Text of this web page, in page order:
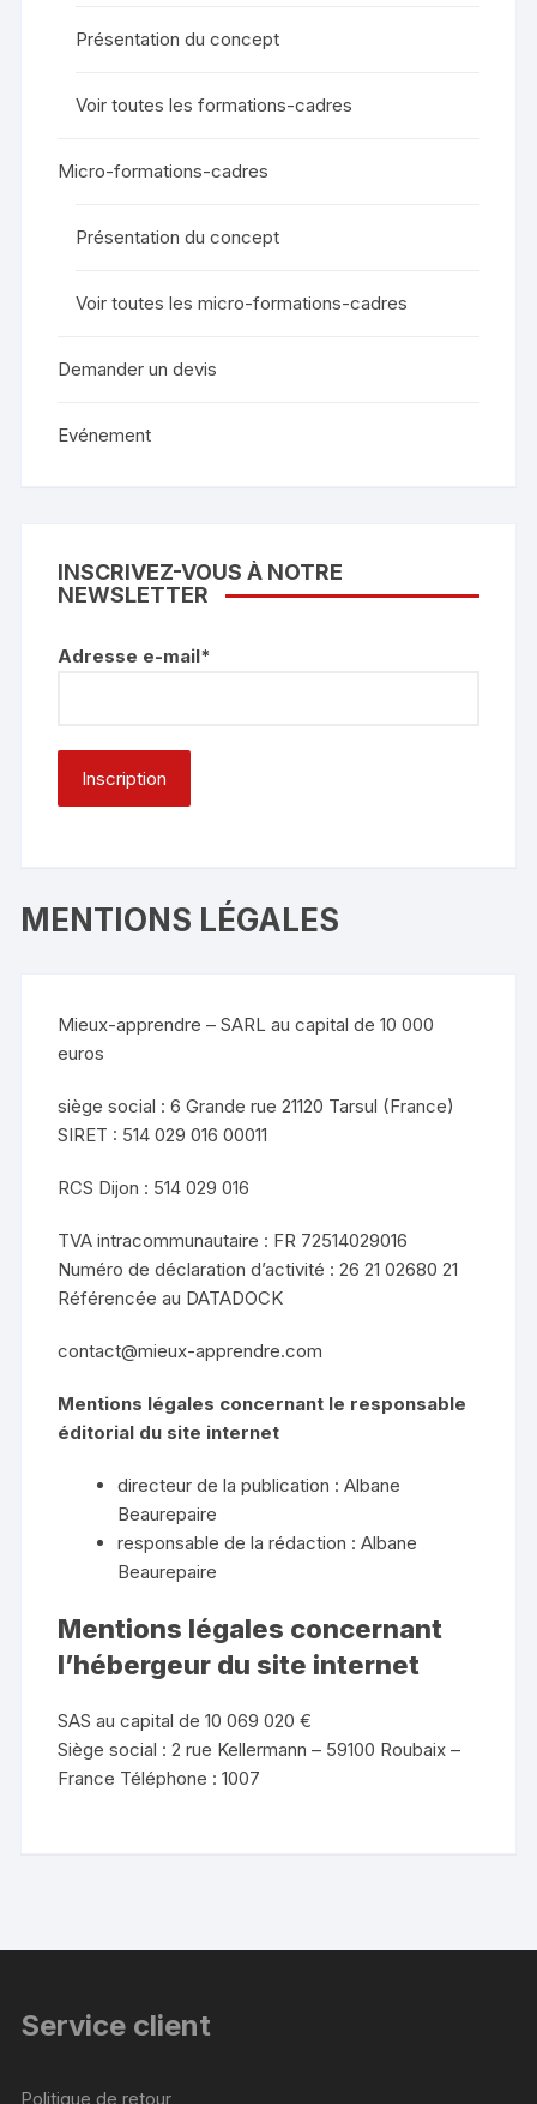
MENTIONS LÉGALES
Mieux-apprendre – SARL au capital de 10 000
euros
siège social : 6 Grande rue 21120 Tarsul (France)
SIRET : 514 029 016 00011
RCS Dijon : 514 029 016
TVA intracommunautaire : FR 72514029016
Numéro de déclaration d’activité : 26 21 02680 21
Référencée au DATADOCK
contact@mieux-apprendre.com
Mentions légales concernant le responsable
éditorial du site internet
directeur de la publication : Albane
Beaurepaire
responsable de la rédaction : Albane
Beaurepaire
Mentions légales concernant
l’hébergeur du site internet
SAS au capital de 10 069 020 €
Siège social : 2 rue Kellermann – 59100 Roubaix –
France Téléphone : 1007
Présentation du concept
Voir toutes les formations-cadres
Micro-formations-cadres
Présentation du concept
Voir toutes les micro-formations-cadres
Demander un devis
Evénement
INSCRIVEZ-VOUS À NOTRE
NEWSLETTER
Adresse e-mail*
Service client
Politique de retour